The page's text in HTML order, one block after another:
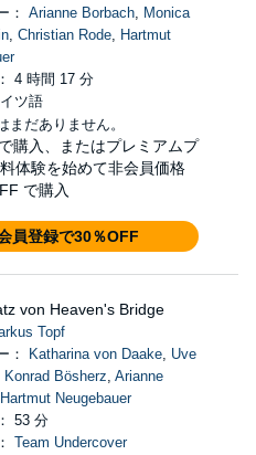
： Arianne Borbach, Monica
, Christian Rode, Hartmut
4 時間 17 分
ツ語
まだありません。
で購入、またはプレミアムプ
体験を始めて非会員価格
で購入
員登録で30％OFF
von Heaven's Bridge
Topf
：
Katharina von Daake, Uve
Konrad Bösherz, Arianne
Hartmut Neugebauer
53 分
Team Undercover